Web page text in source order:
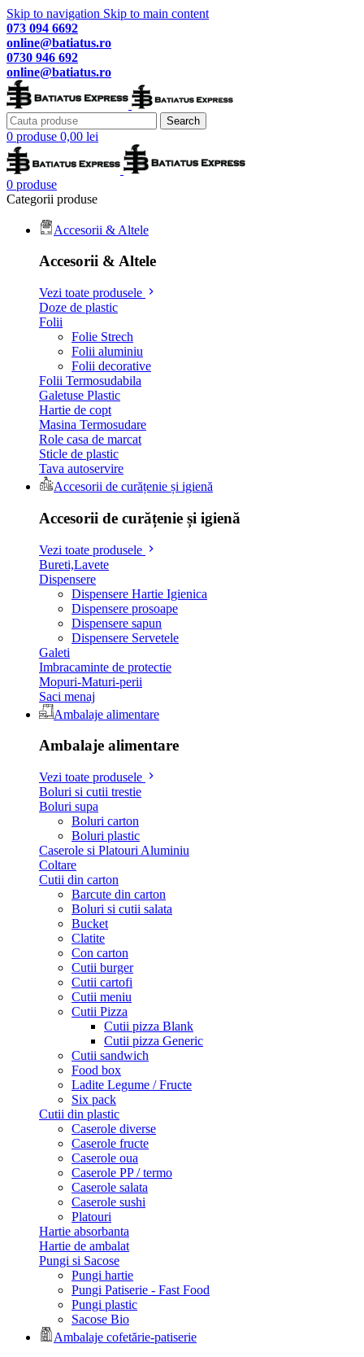
Skip to navigation Skip to main content
073 094 6692
online@batiatus.ro
0730 946 692
online@batiatus.ro
Search
0 produse 0,00 lei
0 produse
Categorii produse
Accesorii & Altele
Accesorii & Altele
Vezi toate produsele
Doze de plastic
Folii
Folie Strech
Folii aluminiu
Folii decorative
Folii Termosudabila
Galetuse Plastic
Hartie de copt
Masina Termosudare
Role casa de marcat
Sticle de plastic
Tava autoservire
Accesorii de curățenie și igienă
Accesorii de curățenie și igienă
Vezi toate produsele
Bureti,Lavete
Dispensere
Dispensere Hartie Igienica
Dispensere prosoape
Dispensere sapun
Dispensere Servetele
Galeti
Imbracaminte de protectie
Mopuri-Maturi-perii
Saci menaj
Ambalaje alimentare
Ambalaje alimentare
Vezi toate produsele
Boluri si cutii trestie
Boluri supa
Boluri carton
Boluri plastic
Caserole si Platouri Aluminiu
Coltare
Cutii din carton
Barcute din carton
Boluri si cutii salata
Bucket
Clatite
Con carton
Cutii burger
Cutii cartofi
Cutii meniu
Cutii Pizza
Cutii pizza Blank
Cutii pizza Generic
Cutii sandwich
Food box
Ladite Legume / Fructe
Six pack
Cutii din plastic
Caserole diverse
Caserole fructe
Caserole oua
Caserole PP / termo
Caserole salata
Caserole sushi
Platouri
Hartie absorbanta
Hartie de ambalat
Pungi si Sacose
Pungi hartie
Pungi Patiserie - Fast Food
Pungi plastic
Sacose Bio
Ambalaje cofetărie-patiserie